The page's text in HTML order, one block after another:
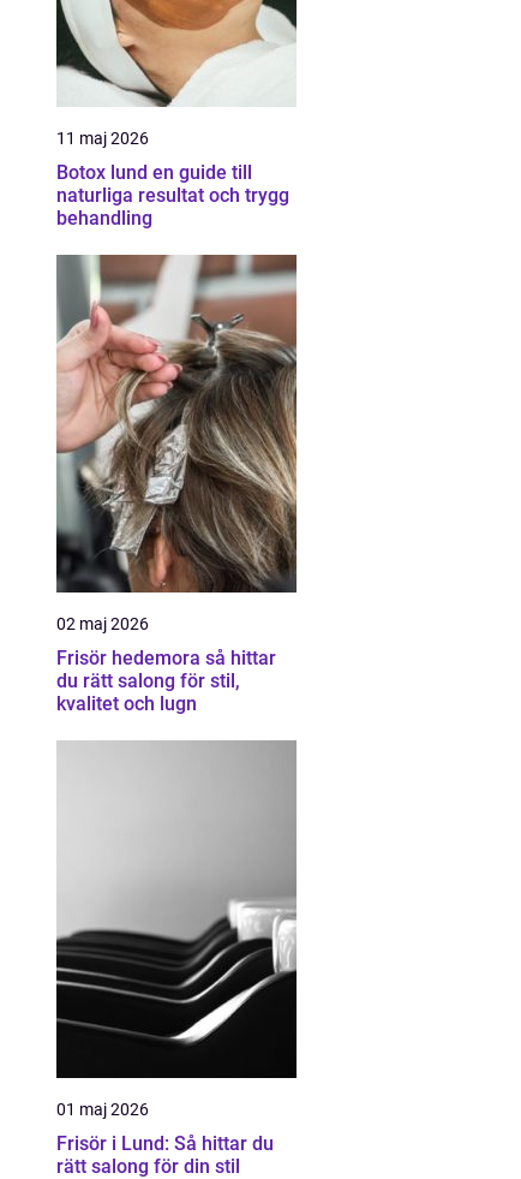
11 maj 2026
Botox lund en guide till
naturliga resultat och trygg
behandling
02 maj 2026
Frisör hedemora så hittar
du rätt salong för stil,
kvalitet och lugn
01 maj 2026
Frisör i Lund: Så hittar du
rätt salong för din stil